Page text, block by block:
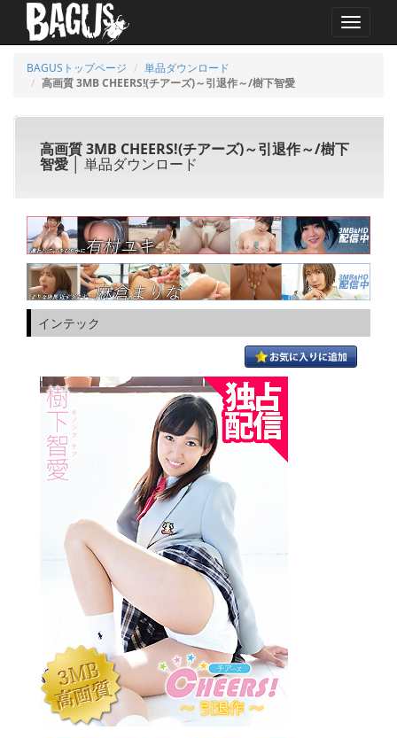
MENU
BAGUSトップページ
単品ダウンロード
高画質 3MB CHEERS!(チアーズ)～引退作～/樹下智愛
高画質 3MB CHEERS!(チアーズ)～引退作～/樹下
智愛 │ 単品ダウンロード
インテック